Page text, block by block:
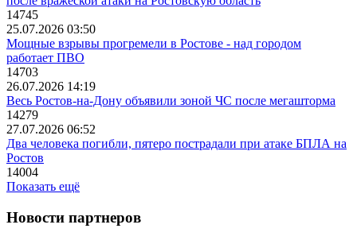
14745
25.07.2026 03:50
Мощные взрывы прогремели в Ростове - над городом
работает ПВО
14703
26.07.2026 14:19
Весь Ростов-на-Дону объявили зоной ЧС после мегашторма
14279
27.07.2026 06:52
Два человека погибли, пятеро пострадали при атаке БПЛА на
Ростов
14004
Показать ещё
Новости партнеров